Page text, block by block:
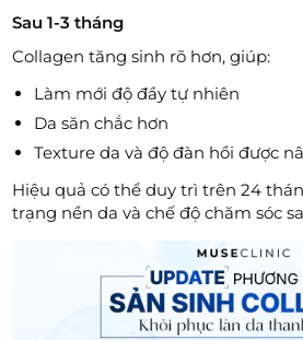
Sau 1-3 tháng
Collagen tăng sinh rõ hơn, giúp:
Làm mới độ đầy tự nhiên
Da săn chắc hơn
Texture da và độ đàn hồi được
Hiệu quả có thể duy trì trên 24
trạng nền da và chế độ chăm sóc